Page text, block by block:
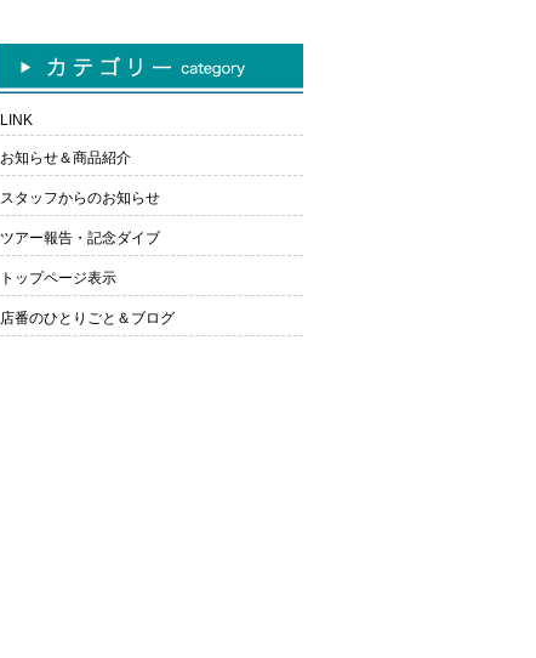
LINK
お知らせ＆商品紹介
スタッフからのお知らせ
ツアー報告・記念ダイブ
トップページ表示
店番のひとりごと＆ブログ